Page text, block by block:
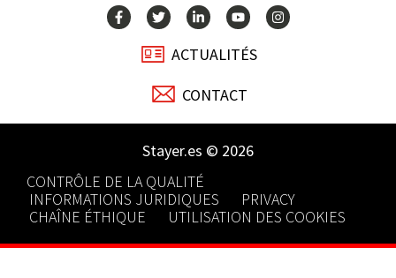
ACTUALITÉS
CONTACT
Stayer.es © 2026
CONTRÔLE DE LA QUALITÉ
INFORMATIONS JURIDIQUES
PRIVACY
CHAÎNE ÉTHIQUE
UTILISATION DES COOKIES